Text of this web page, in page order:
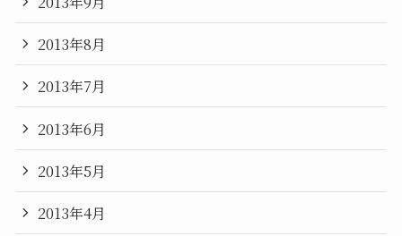
2013年8月
2013年7月
2013年6月
2013年5月
2013年4月